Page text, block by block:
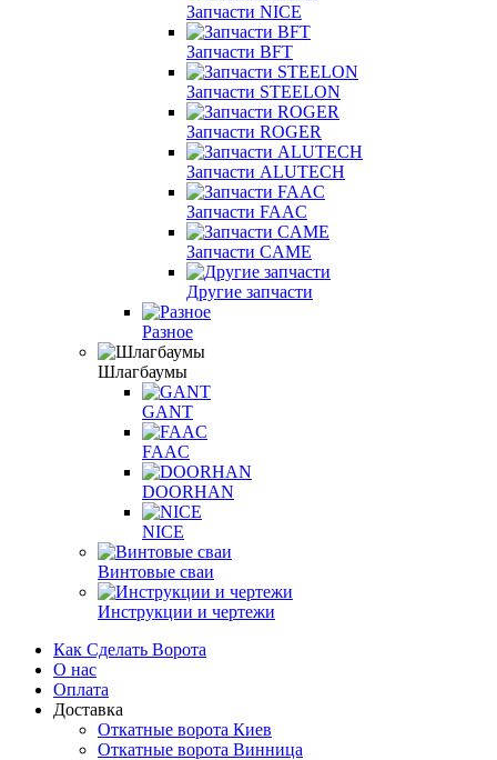
Запчасти NICE
Запчасти BFT
Запчасти STEELON
Запчасти ROGER
Запчасти ALUTECH
Запчасти FAAC
Запчасти CAME
Другие запчасти
Разное
Шлагбаумы
GANT
FAAC
DOORHAN
NICE
Винтовые сваи
Инструкции и чертежи
Как Сделать Ворота
О нас
Оплата
Доставка
Откатные ворота Киев
Откатные ворота Винница